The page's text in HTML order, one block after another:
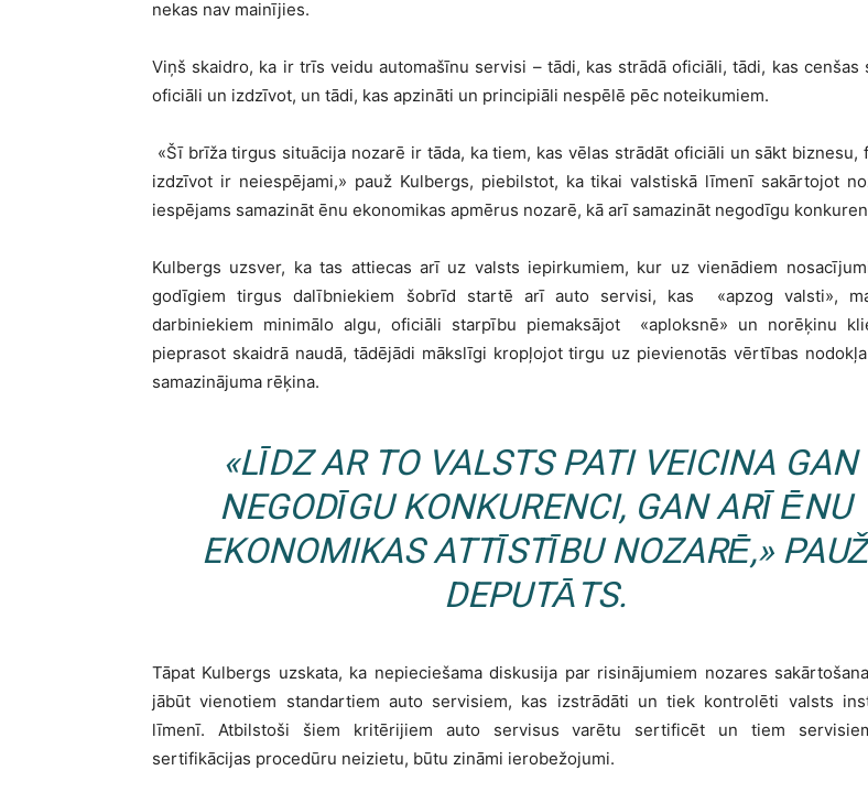
nekas nav mainījies.
Viņš skaidro, ka ir trīs veidu automašīnu servisi – tādi, kas strādā oficiāli, tādi, kas cenšas
oficiāli un izdzīvot, un tādi, kas apzināti un principiāli nespēlē pēc noteikumiem.
«Šī brīža tirgus situācija nozarē ir tāda, ka tiem, kas vēlas strādāt oficiāli un sākt biznesu,
izdzīvot ir neiespējami,» pauž Kulbergs, piebilstot, ka tikai valstiskā līmenī sakārtojot
iespējams samazināt ēnu ekonomikas apmērus nozarē, kā arī samazināt negodīgu
Kulbergs uzsver, ka tas attiecas arī uz valsts iepirkumiem, kur uz vienādiem
godīgiem tirgus dalībniekiem šobrīd startē arī auto servisi, kas
«apzog valsti»,
darbiniekiem minimālo algu, oficiāli starpību piemaksājot
«aploksnē» un norēķinu
pieprasot skaidrā naudā, tādējādi mākslīgi kropļojot tirgu uz pievienotās vērtības nodokļa
samazinājuma rēķina.
«LĪDZ AR TO VALSTS PATI VEICINA GAN
NEGODĪGU KONKURENCI, GAN ARĪ ĒNU
EKONOMIKAS ATTĪSTĪBU NOZARĒ,»
DEPUTĀTS.
Tāpat Kulbergs uzskata, ka nepieciešama diskusija par risinājumiem nozares
jābūt vienotiem standartiem auto servisiem, kas izstrādāti un tiek kontrolēti valsts
līmenī. Atbilstoši šiem kritērijiem auto servisus varētu sertificēt un tiem
sertifikācijas procedūru neizietu, būtu zināmi ierobežojumi.